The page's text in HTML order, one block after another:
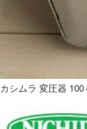
カシムラ 変圧器